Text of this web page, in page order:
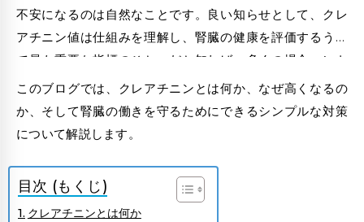
不安になるのは自然なことです。良い知らせとして、クレ
アチニン値は仕組みを理解し、腎臓の健康を評価するうえ
で最も重要な指標のひとつだと知れば、多くの場合コント
ロールしたり、改善を目指したりすることができます。
このブログでは、クレアチニンとは何か、なぜ高くなるの
か、そして腎臓の働きを守るためにできるシンプルな対策
について解説します。
目次 (もくじ)
クレアチニンとは何か